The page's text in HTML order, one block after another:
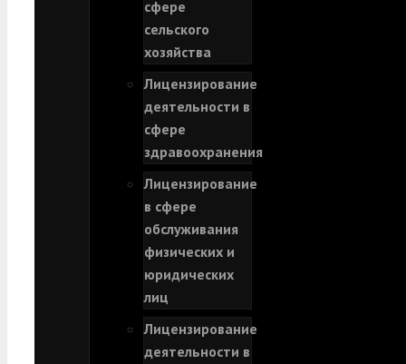
сфере
сельского
хозяйства
Лицензирование
деятельности в
сфере
здравоохранения
Лицензирование
в сфере
обслуживания
физических и
юридических
лиц
Лицензирование
деятельности в